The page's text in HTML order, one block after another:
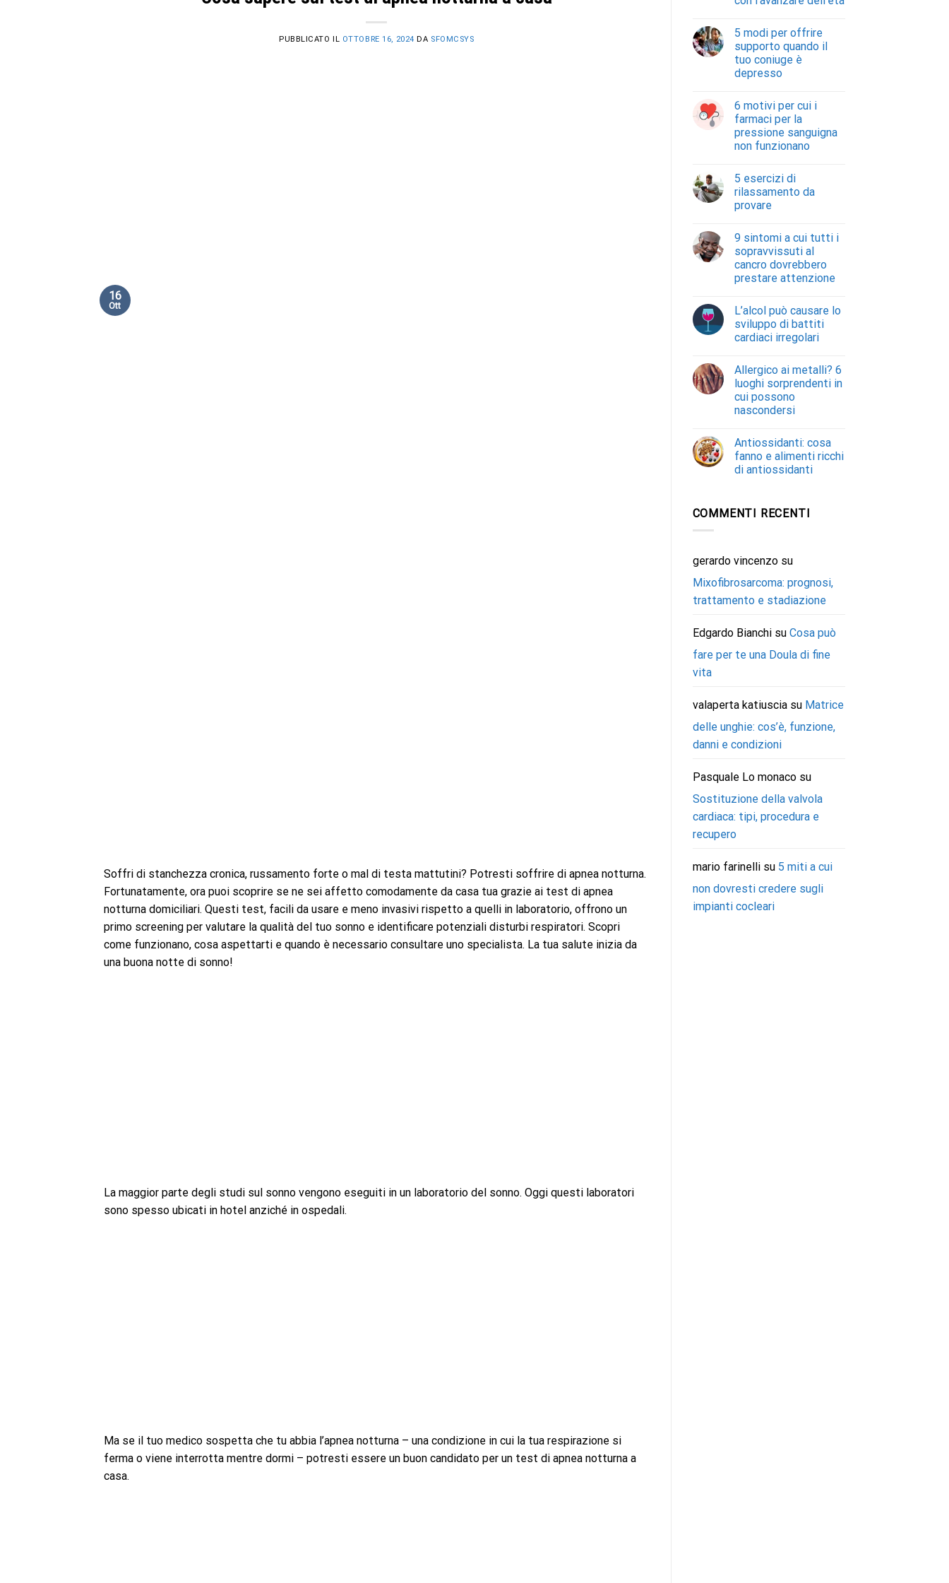
PUBBLICATO IL OTTOBRE 16, 2024 DA SFOMCSYS
16
Ott
Soffri di stanchezza cronica, russamento forte o mal di testa mattutini? Potresti soffrire di apnea notturna.
Fortunatamente, ora puoi scoprire se ne sei affetto comodamente da casa tua grazie ai test di apnea
notturna domiciliari. Questi test, facili da usare e meno invasivi rispetto a quelli in laboratorio, offrono un
primo screening per valutare la qualità del tuo sonno e identificare potenziali disturbi respiratori. Scopri
come funzionano, cosa aspettarti e quando è necessario consultare uno specialista. La tua salute inizia da
una buona notte di sonno!
La maggior parte degli studi sul sonno vengono eseguiti in un laboratorio del sonno. Oggi questi laboratori
sono spesso ubicati in hotel anziché in ospedali.
Ma se il tuo medico sospetta che tu abbia l’apnea notturna – una condizione in cui la tua respirazione si
ferma o viene interrotta mentre dormi – potresti essere un buon candidato per un test di apnea notturna a
casa.
5 modi per offrire
supporto quando il
tuo coniuge è
depresso
6 motivi per cui i
farmaci per la
pressione sanguigna
non funzionano
5 esercizi di
rilassamento da
provare
9 sintomi a cui tutti i
sopravvissuti al
cancro dovrebbero
prestare attenzione
L’alcol può causare lo
sviluppo di battiti
cardiaci irregolari
Allergico ai metalli? 6
luoghi sorprendenti in
cui possono
nascondersi
Antiossidanti: cosa
fanno e alimenti ricchi
di antiossidanti
COMMENTI RECENTI
gerardo vincenzosu
Mixofibrosarcoma: prognosi,
trattamento e stadiazione
Edgardo Bianchisu Cosa può
fare per te una Doula di fine
vita
valaperta katiusciasu Matrice
delle unghie: cos’è, funzione,
danni e condizioni
Pasquale Lo monacosu
Sostituzione della valvola
cardiaca: tipi, procedura e
recupero
mario farinellisu 5 miti a cui
non dovresti credere sugli
impianti cocleari